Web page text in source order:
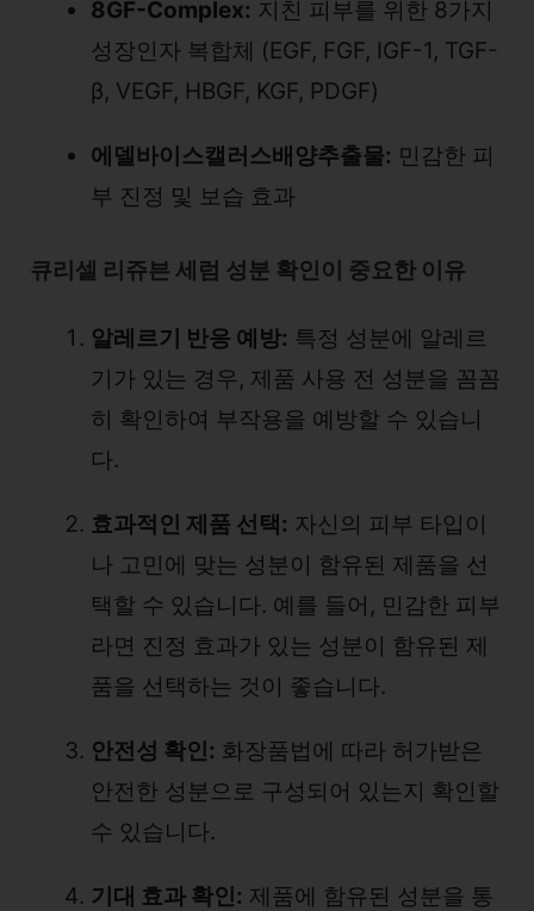
8GF-Complex: 지친 피부를 위한 8가지
성장인자 복합체 (EGF, FGF, IGF-1, TGF-
β, VEGF, HBGF, KGF, PDGF)
에델바이스캘러스배양추출물: 민감한 피
부 진정 및 보습 효과
큐리셀 리쥬븐 세럼 성분 확인이 중요한 이유
알레르기 반응 예방: 특정 성분에 알레르
기가 있는 경우, 제품 사용 전 성분을 꼼꼼
히 확인하여 부작용을 예방할 수 있습니
다.
효과적인 제품 선택: 자신의 피부 타입이
나 고민에 맞는 성분이 함유된 제품을 선
택할 수 있습니다. 예를 들어, 민감한 피부
라면 진정 효과가 있는 성분이 함유된 제
품을 선택하는 것이 좋습니다.
안전성 확인: 화장품법에 따라 허가받은
안전한 성분으로 구성되어 있는지 확인할
수 있습니다.
기대 효과 확인: 제품에 함유된 성분을 통